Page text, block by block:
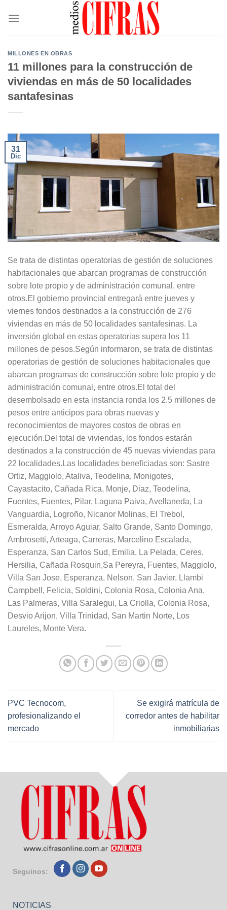
MILLONES EN OBRAS
11 millones para la construcción de
viviendas en más de 50 localidades
santafesinas
31
Dic
Se trata de distintas operatorias de gestión de soluciones
habitacionales que abarcan programas de construcción
sobre lote propio y de administración comunal, entre
otros.El gobierno provincial entregará entre jueves y
viernes fondos destinados a la construcción de 276
viviendas en más de 50 localidades santafesinas. La
inversión global en estas operatorias supera los 11
millones de pesos.Según informaron, se trata de distintas
operatorias de gestión de soluciones habitacionales que
abarcan programas de construcción sobre lote propio y de
administración comunal, entre otros.El total del
desembolsado en esta instancia ronda los 2.5 millones de
pesos entre anticipos para obras nuevas y
reconocimientos de mayores costos de obras en
ejecución.Del total de viviendas, los fondos estarán
destinados a la construcción de 45 nuevas viviendas para
22 localidades.Las localidades beneficiadas son: Sastre
Ortiz, Maggiolo, Ataliva, Teodelina, Monigotes,
Cayastacito, Cañada Rica, Monje, Diaz, Teodelina,
Fuentes, Fuentes, Pilar, Laguna Paiva, Avellaneda, La
Vanguardia, Logroño, Nicanor Molinas, El Trebol,
Esmeralda, Arroyo Aguiar, Salto Grande, Santo Domingo,
Ambrosetti, Arteaga, Carreras, Marcelino Escalada,
Esperanza, San Carlos Sud, Emilia, La Pelada, Ceres,
Hersilia, Cañada Rosquin,Sa Pereyra, Fuentes, Maggiolo,
Villa San Jose, Esperanza, Nelson, San Javier, Llambi
Campbell, Felicia, Soldini, Colonia Rosa, Colonia Ana,
Las Palmeras, Villa Saralegui, La Criolla, Colonia Rosa,
Desvio Arijon, Villa Trinidad, San Martin Norte, Los
Laureles, Monte Vera.
PVC Tecnocom,
profesionalizando el
mercado
Se exigirá matrícula de
corredor antes de habilitar
inmobiliarias
Seguinos:
NOTICIAS